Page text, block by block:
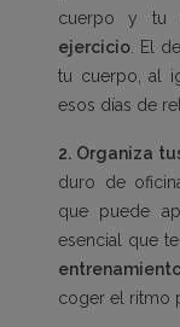
cuerpo y tu
ejercicio . El
tu cuerpo, al
esos días de
2. Organiza
duro de
que puede
esencial que
coger el ritmo